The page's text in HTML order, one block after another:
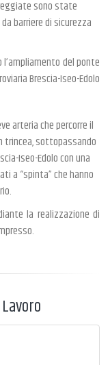
sono state
barriere di sicurezza
del ponte
Brescia-Iseo-Edolo
arteria che percorre il
sottopassando
Iseo-Edolo con una
a “spinta” che hanno
la realizzazione di
Lavoro